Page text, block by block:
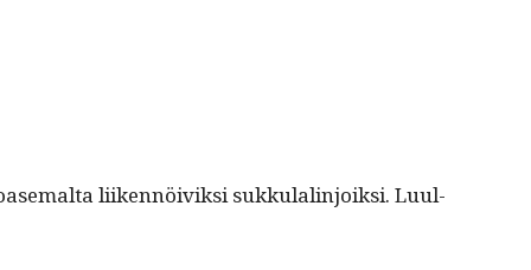
liiken­nöiviksi sukku­lal­in­joik­si. Luul­